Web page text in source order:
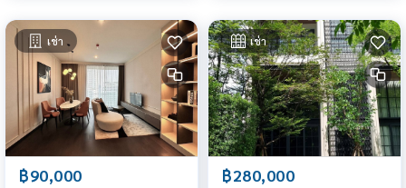
เช่า
฿90,000
เช่า
฿280,000